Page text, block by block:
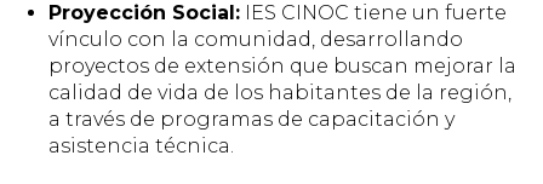
Proyección Social: IES CINOC tiene un fuerte
vínculo con la comunidad, desarrollando
proyectos de extensión que buscan mejorar la
calidad de vida de los habitantes de la región,
a través de programas de capacitación y
asistencia técnica.